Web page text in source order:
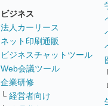
ビジネス
法人カーリース
ネット印刷通販
ビジネスチャットツール
Web会議ツール
企業研修
└ 経営者向け